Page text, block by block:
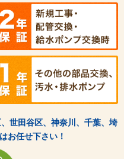
世田谷区、神奈川、千葉、埼
お任せ下さい！